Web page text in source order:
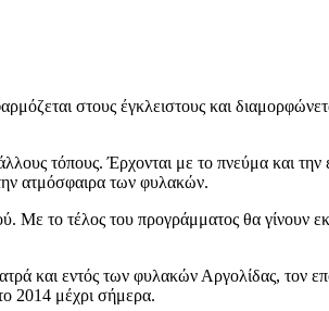
στους έγκλειστους και
τόπους. Έρχονται με το πνεύμα και
ατμόσφαιρα των φυλακών.
Με το τέλος του προγράμματος θα γίνουν
και εντός των φυλακών Αργολίδας, τον
2014 μέχρι σήμερα.